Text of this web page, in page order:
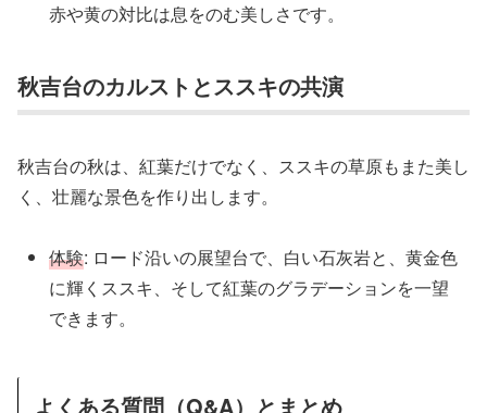
赤や黄の対比は息をのむ美しさです。
秋吉台のカルストとススキの共演
秋吉台の秋は、紅葉だけでなく、ススキの草原もまた美し
く、壮麗な景色を作り出します。
体験: ロード沿いの展望台で、白い石灰岩と、黄金色
に輝くススキ、そして紅葉のグラデーションを一望
できます。
よくある質問（Q&A）とまとめ